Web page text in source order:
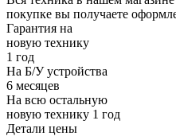
покупке вы получаете
Гарантия на
новую технику
1 год
На Б/У устройства
6 месяцев
На всю остальную
новую технику 1 год
Детали цены